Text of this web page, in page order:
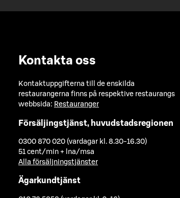
Kontakta oss
Kontaktuppgifterna till de enskilda
restaurangerna finns på respektive restaurangs
webbsida: Restauranger
Försäljingstjänst, huvudstadsregionen
0300 870 020 (vardagar kl. 8.30-16.30)
51 cent/min + lna/msa
Alla försäljningstjänster
Ägarkundtjänst